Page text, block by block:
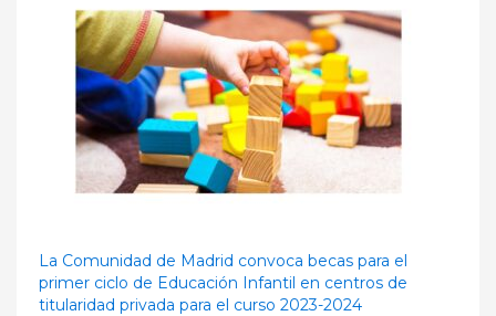
La Comunidad de Madrid convoca becas para el
primer ciclo de Educación Infantil en centros de
titularidad privada para el curso 2023-2024